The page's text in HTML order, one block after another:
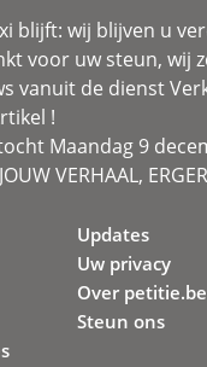
blijft: wij blijven u
voor uw steun, wij
vanuit de dienst
!
Maandag 9
VERHAAL,
Updates
Uw privacy
Over petitie.be
Steun ons